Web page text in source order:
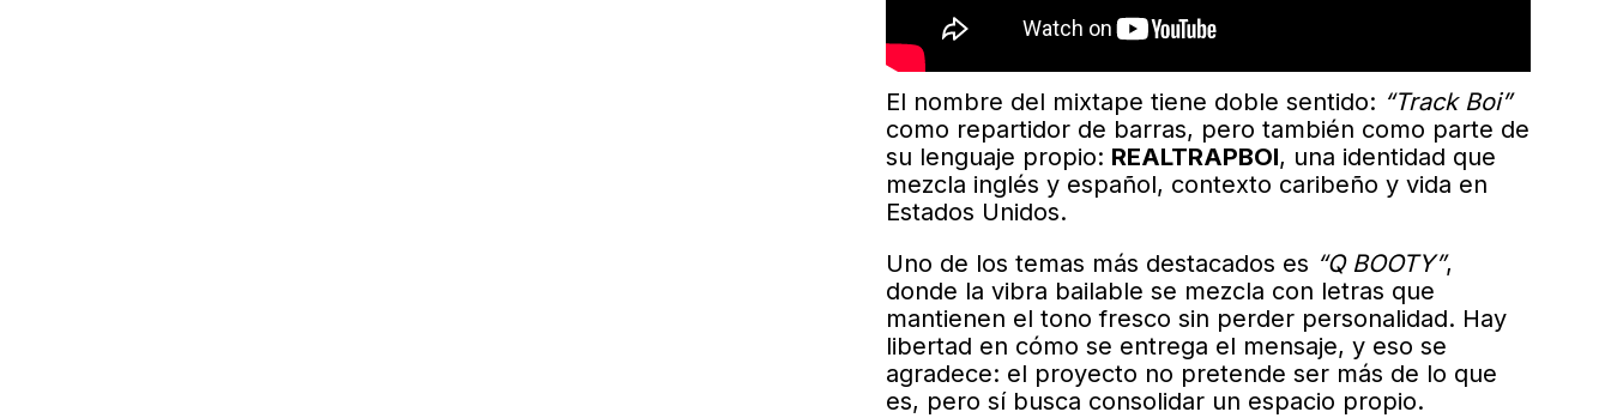
El nombre del mixtape tiene doble sentido: “Track Boi”
como repartidor de barras, pero también como parte de
su lenguaje propio: REALTRAPBOI, una identidad que
mezcla inglés y español, contexto caribeño y vida en
Estados Unidos.
Uno de los temas más destacados es “Q BOOTY”,
donde la vibra bailable se mezcla con letras que
mantienen el tono fresco sin perder personalidad. Hay
libertad en cómo se entrega el mensaje, y eso se
agradece: el proyecto no pretende ser más de lo que
es, pero sí busca consolidar un espacio propio.